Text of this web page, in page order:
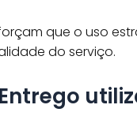
que o uso
do serviço.